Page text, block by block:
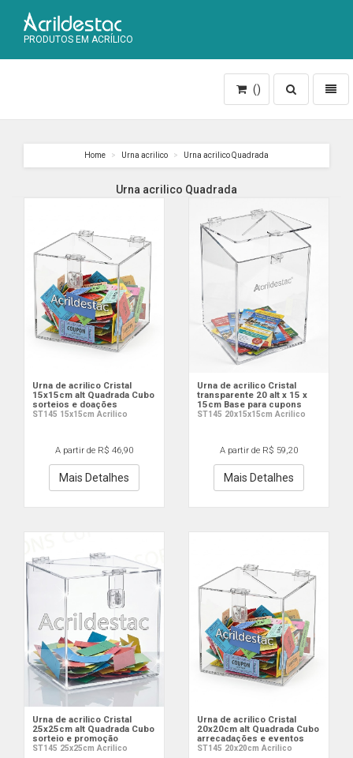
PRODUTOS EM ACRÍLICO
Toggle
search
()
Home Urna acrilico Urna acrilico Quadrada
Urna acrilico Quadrada
Urna de acrilico Cristal
15x15cm alt Quadrada Cubo
sorteios e doações
ST145 15x15cm Acrilico
A partir de R$ 46,90
Mais Detalhes
Urna de acrilico Cristal
transparente 20 alt x 15 x
15cm Base para cupons
ST145 20x15x15cm Acrilico
A partir de R$ 59,20
Mais Detalhes
Urna de acrilico Cristal
25x25cm alt Quadrada Cubo
sorteio e promoção
ST145 25x25cm Acrilico
Urna de acrilico Cristal
20x20cm alt Quadrada Cubo
arrecadações e eventos
ST145 20x20cm Acrilico